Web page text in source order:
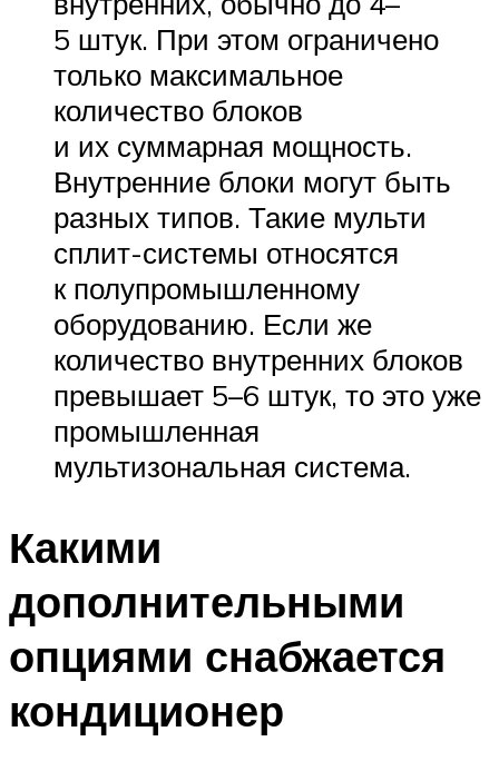
5 штук. При этом ограничено
только максимальное
количество блоков
и их суммарная мощность.
Внутренние блоки могут быть
разных типов. Такие мульти
сплит-системы относятся
к полупромышленному
оборудованию. Если же
количество внутренних блоков
превышает 5–6 штук, то это уже
промышленная
мультизональная система.
Какими
дополнительными
опциями снабжается
кондиционер